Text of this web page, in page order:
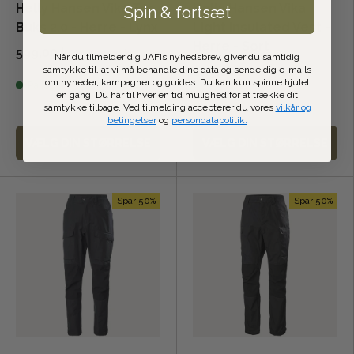
Helly Hansen Vika Tur
Buks 2.0 - Herre - Lynx
599,00 kr 1.199,00 kr
På lager
Helly Hansen Vika
Light Insulated Vest -
499,00 kr 999,00 kr
Få på lager
Spar 50% Spar 50%
Spin & fortsæt
Når du tilmelder dig JAFIs nyhedsbrev, giver du samtidig
samtykke til, at vi må behandle dine data og sende dig e-mails
om nyheder, kampagner og guides. Du kan kun spinne hjulet
én gang. Du har til hver en tid mulighed for at trække dit
samtykke tilbage. Ved tilmelding accepterer du vores vilkår og
betingelserog persondatapolitik.